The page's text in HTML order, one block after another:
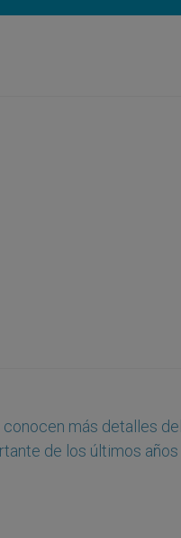
más detalles
de los últimos